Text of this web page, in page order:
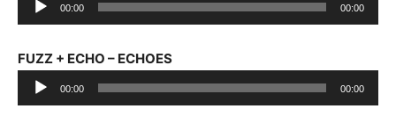
Player
00:00 00:00
FUZZ + ECHO – ECHOES
Audio
Player
00:00 00:00